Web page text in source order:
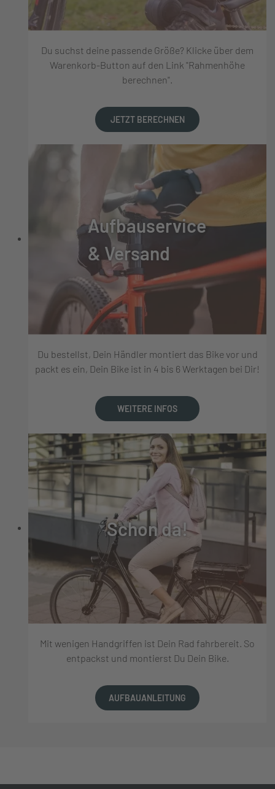
Du suchst deine passende Größe? Klicke über dem
Warenkorb-Button auf den Link "Rahmenhöhe
berechnen".
JETZT BERECHNEN
Aufbauservice
& Versand
Du bestellst, Dein Händler montiert das Bike vor und
packt es ein, Dein Bike ist in 4 bis 6 Werktagen bei Dir!
WEITERE INFOS
Schon da!
Mit wenigen Handgriffen ist Dein Rad fahrbereit. So
entpackst und montierst Du Dein Bike.
AUFBAUANLEITUNG